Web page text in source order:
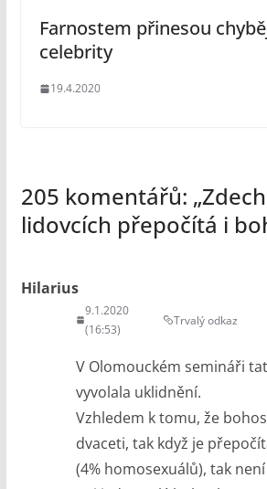
Farnostem přinesou
celebrity
19.4.2020
205 komentářů: „
lidovcích přepočítá i
Hilarius
9.1.2020
(16:53)
Trvalý odkaz
V Olomouckém semináři
vyvolala uklidnění.
Vzhledem k tomu, že
dvaceti, tak když je
(4% homosexuálů), tak